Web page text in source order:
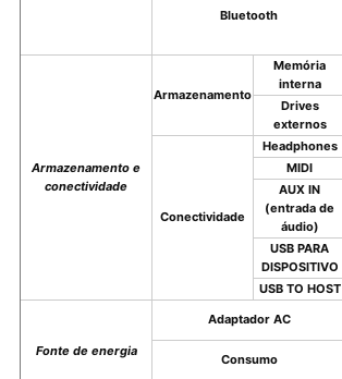
Bluetooth
Armazenamento e
conectividade
Armazenamento
Memória
interna
Drives
externos
Conectividade
Headphones
MIDI
AUX IN
(entrada de
áudio)
USB PARA
DISPOSITIVO
USB TO HOST
Fonte de energia
Adaptador AC
Consumo